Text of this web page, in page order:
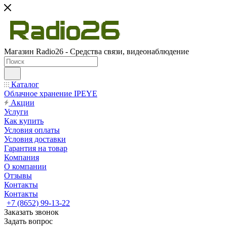
Магазин Radio26 - Средства связи, видеонаблюдение
Каталог
Облачное хранение IPEYE
Акции
Услуги
Как купить
Условия оплаты
Условия доставки
Гарантия на товар
Компания
О компании
Отзывы
Контакты
Контакты
+7 (8652) 99-13-22
Заказать звонок
Задать вопрос